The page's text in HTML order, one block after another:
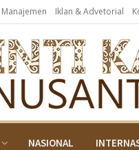
Iklan & Advetorial
NASIONAL